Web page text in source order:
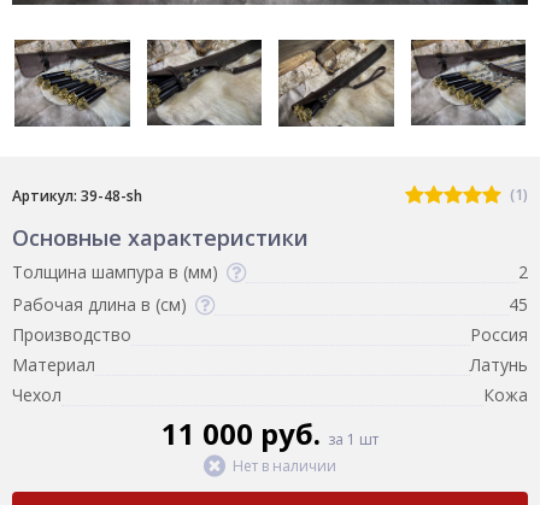
Артикул: 39-48-sh (1)
Основные характеристики
Толщина шампура в (мм)
2
Рабочая длина в (см)
45
Производство
Россия
Материал
Латунь
Чехол
Кожа
11 000 руб. за 1 шт
Нет в наличии